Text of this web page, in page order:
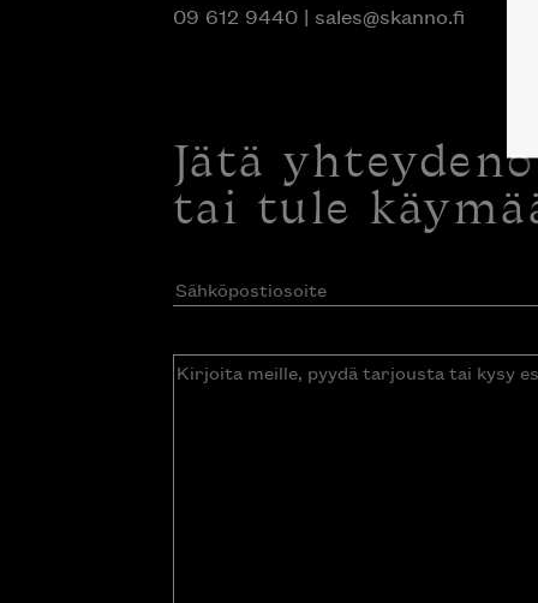
09 612 9440| sales@skanno.fi
Jätä
tai tule
Sähköpostiosoite(Pakollinen)
Kirjoita